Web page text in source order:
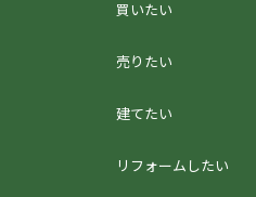
買いたい
売りたい
建てたい
リフォームしたい